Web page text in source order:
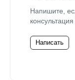
Напишите,
Написать